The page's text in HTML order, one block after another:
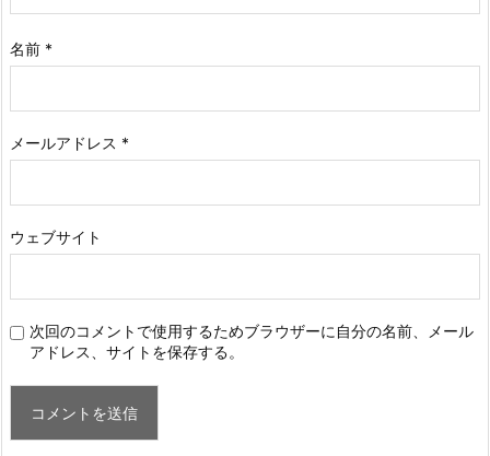
名前 *
メールアドレス *
ウェブサイト
次回のコメントで使用するためブラウザーに自分の名前、メール
アドレス、サイトを保存する。